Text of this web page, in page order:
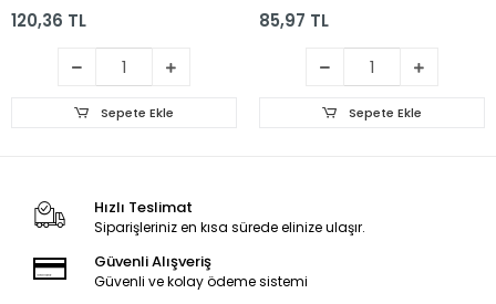
120,36 TL
Sepete Ekle
85,97 TL
Sepete Ekle
Hızlı Teslimat
Siparişleriniz en kısa sürede elinize ulaşır.
Güvenli Alışveriş
Güvenli ve kolay ödeme sistemi